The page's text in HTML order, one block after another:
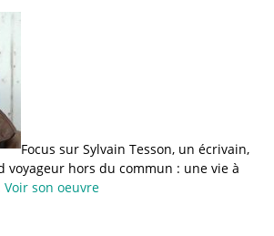
Focus sur Sylvain Tesson, un écrivain,
voyageur hors du commun : une vie à
Voir son oeuvre